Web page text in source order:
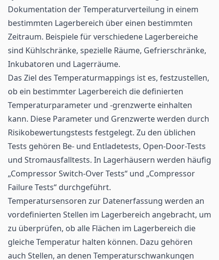
Dokumentation der Temperaturverteilung in einem
bestimmten Lagerbereich über einen bestimmten
Zeitraum. Beispiele für verschiedene Lagerbereiche
sind Kühlschränke, spezielle Räume, Gefrierschränke,
Inkubatoren und Lagerräume.
Das Ziel des Temperaturmappings ist es, festzustellen,
ob ein bestimmter Lagerbereich die definierten
Temperaturparameter und -grenzwerte einhalten
kann. Diese Parameter und Grenzwerte werden durch
Risikobewertungstests festgelegt. Zu den üblichen
Tests gehören Be- und Entladetests, Open-Door-Tests
und Stromausfalltests. In Lagerhäusern werden häufig
„Compressor Switch-Over Tests“ und „Compressor
Failure Tests“ durchgeführt.
Temperatursensoren zur Datenerfassung werden an
vordefinierten Stellen im Lagerbereich angebracht, um
zu überprüfen, ob alle Flächen im Lagerbereich die
gleiche Temperatur halten können. Dazu gehören
auch Stellen, an denen Temperaturschwankungen